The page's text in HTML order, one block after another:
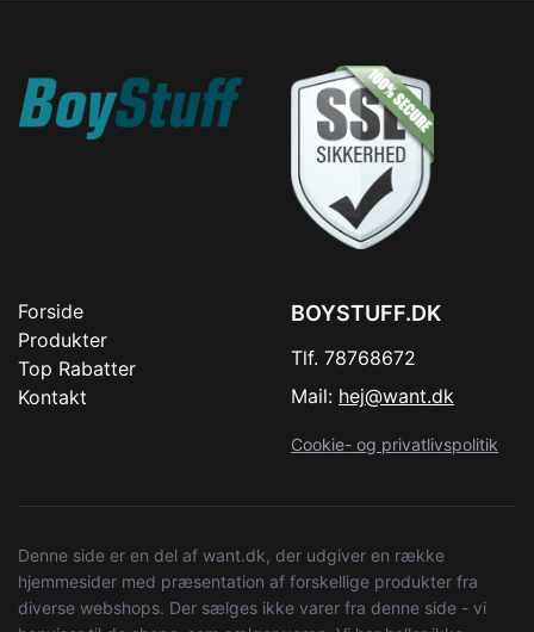
Forside
Produkter
Top Rabatter
Kontakt
BOYSTUFF.DK
Tlf. 78768672
Mail: hej@want.dk
Cookie- og privatlivspolitik
Denne side er en del af want.dk, der udgiver en række
hjemmesider med præsentation af forskellige produkter fra
diverse webshops. Der sælges ikke varer fra denne side - vi